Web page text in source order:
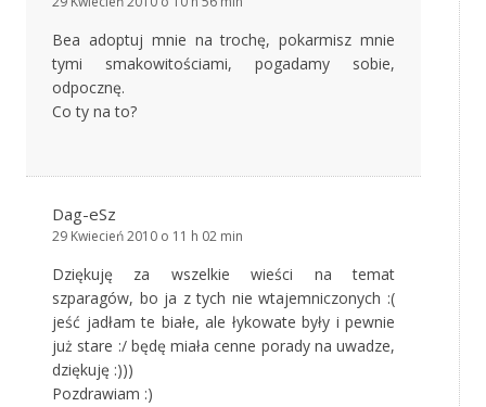
Bea adoptuj mnie na trochę, pokarmisz mnie
tymi smakowitościami, pogadamy sobie,
odpocznę.
Co ty na to?
Dag-eSz
29 Kwiecień 2010 o 11 h 02 min
Dziękuję za wszelkie wieści na temat
szparagów, bo ja z tych nie wtajemniczonych :(
jeść jadłam te białe, ale łykowate były i pewnie
już stare :/ będę miała cenne porady na uwadze,
dziękuję :)))
Pozdrawiam :)